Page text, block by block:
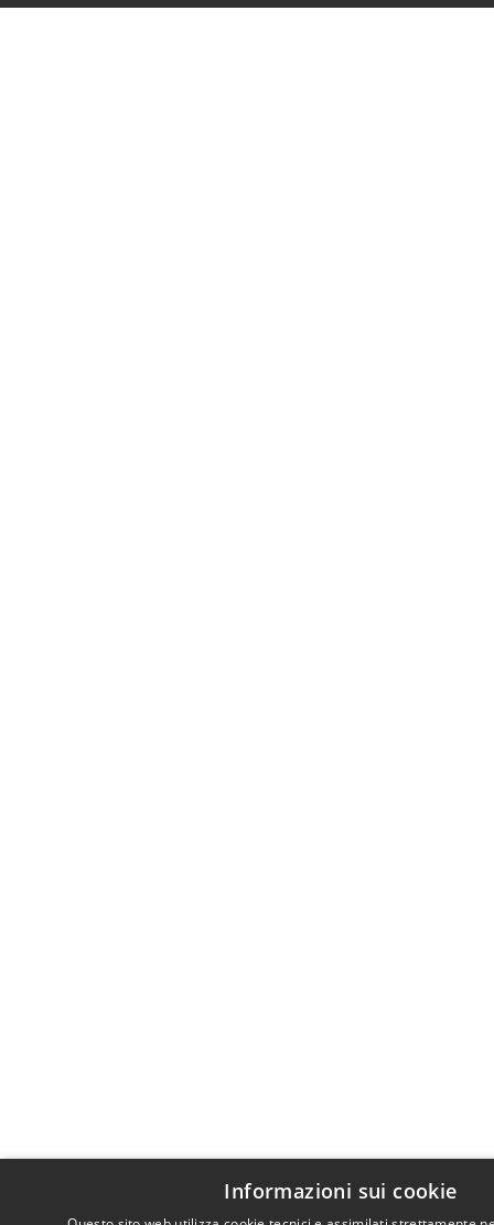
Informazioni sui cookie